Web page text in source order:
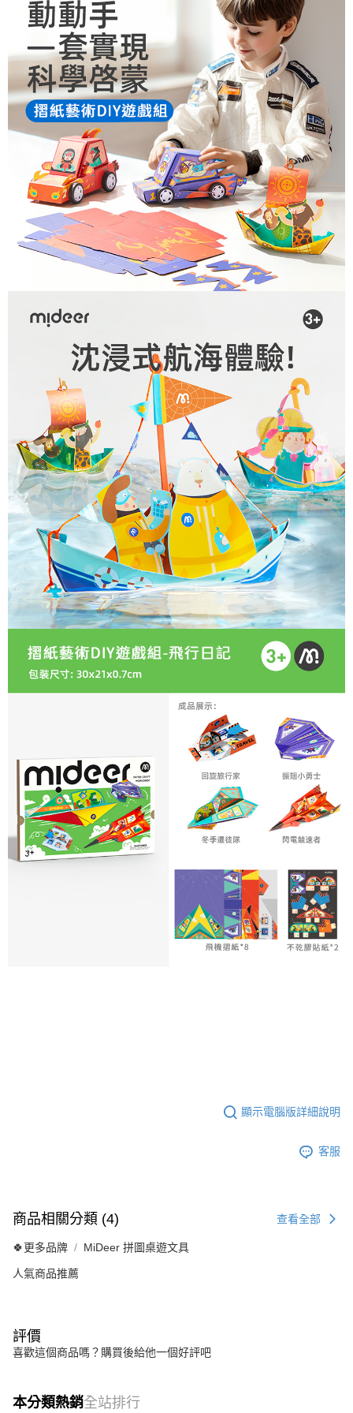
顯示電腦版詳細說明
客服
商品相關分類 (4) 查看全部
🍀更多品牌 MiDeer 拼圖桌遊文具
人氣商品推薦
評價
喜歡這個商品嗎？購買後給他一個好評吧
本分類熱銷全站排行